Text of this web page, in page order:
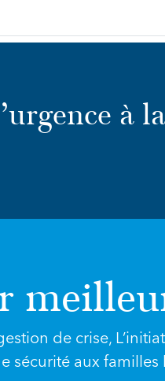
à
de crise,
sécurité aux familles